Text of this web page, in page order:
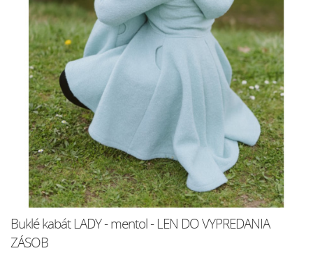
Buklé kabát LADY - mentol - LEN DO VYPREDANIA
ZÁSOB